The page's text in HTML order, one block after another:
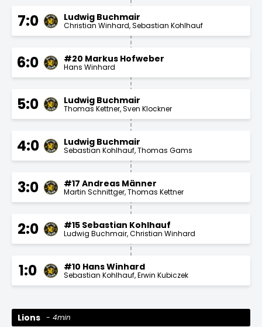
7:0 Ludwig Buchmair
Christian Winhard Sebastian Kohlhauf
6:0 #20 Markus Hofweber
Hans Winhard
5:0 Ludwig Buchmair
Thomas Kettner Sven Klockner
4:0 Ludwig Buchmair
Sebastian Kohlhauf Thomas Gams
3:0 #17 Andreas Männer
Martin Schnittger Thomas Kettner
2:0 #15 Sebastian Kohlhauf
Ludwig Buchmair Christian Winhard
1:0 #10 Hans Winhard
Sebastian Kohlhauf Erwin Kubiczek
Lions 4min